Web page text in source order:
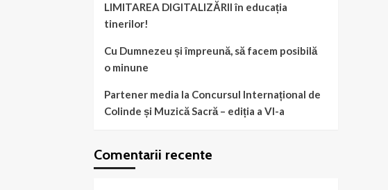
LIMITAREA DIGITALIZĂRII în educația
tinerilor!
Cu Dumnezeu și împreună, să facem posibilă
o minune
Partener media la Concursul Internațional de
Colinde și Muzică Sacră – ediția a VI-a
Comentarii recente